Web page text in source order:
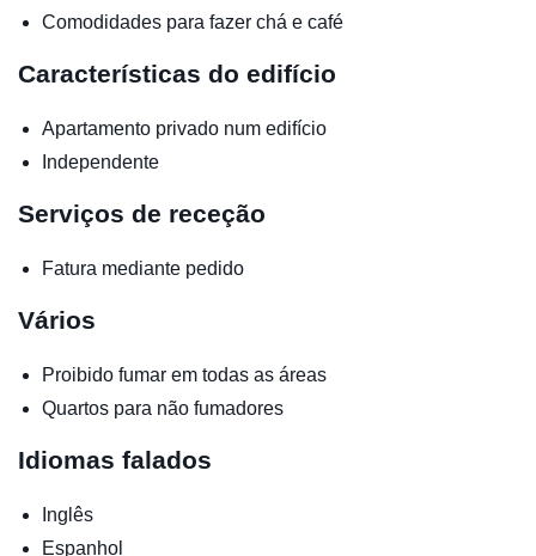
Comodidades para fazer chá e café
Características do edifício
Apartamento privado num edifício
Independente
Serviços de receção
Fatura mediante pedido
Vários
Proibido fumar em todas as áreas
Quartos para não fumadores
Idiomas falados
Inglês
Espanhol